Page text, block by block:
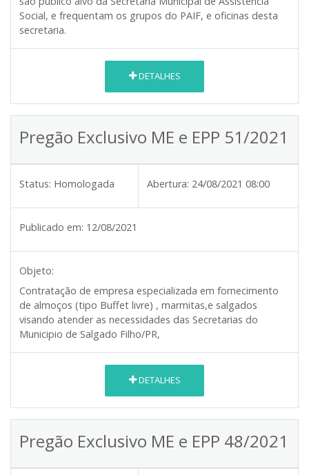
Social, e frequentam os grupos do PAIF, e oficinas desta
secretaria.
DETALHES
Pregão Exclusivo ME e EPP 51/2021
Status: Homologada Abertura: 24/08/2021 08:00
Publicado em: 12/08/2021
Objeto:
Contratação de empresa especializada em fornecimento
de almoços (tipo Buffet livre) , marmitas,e salgados
visando atender as necessidades das Secretarias do
Municipio de Salgado Filho/PR,
DETALHES
Pregão Exclusivo ME e EPP 48/2021